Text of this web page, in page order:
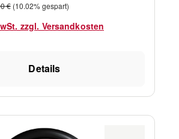
€ (10.02% gespart)
zzgl. Versandkosten
Details